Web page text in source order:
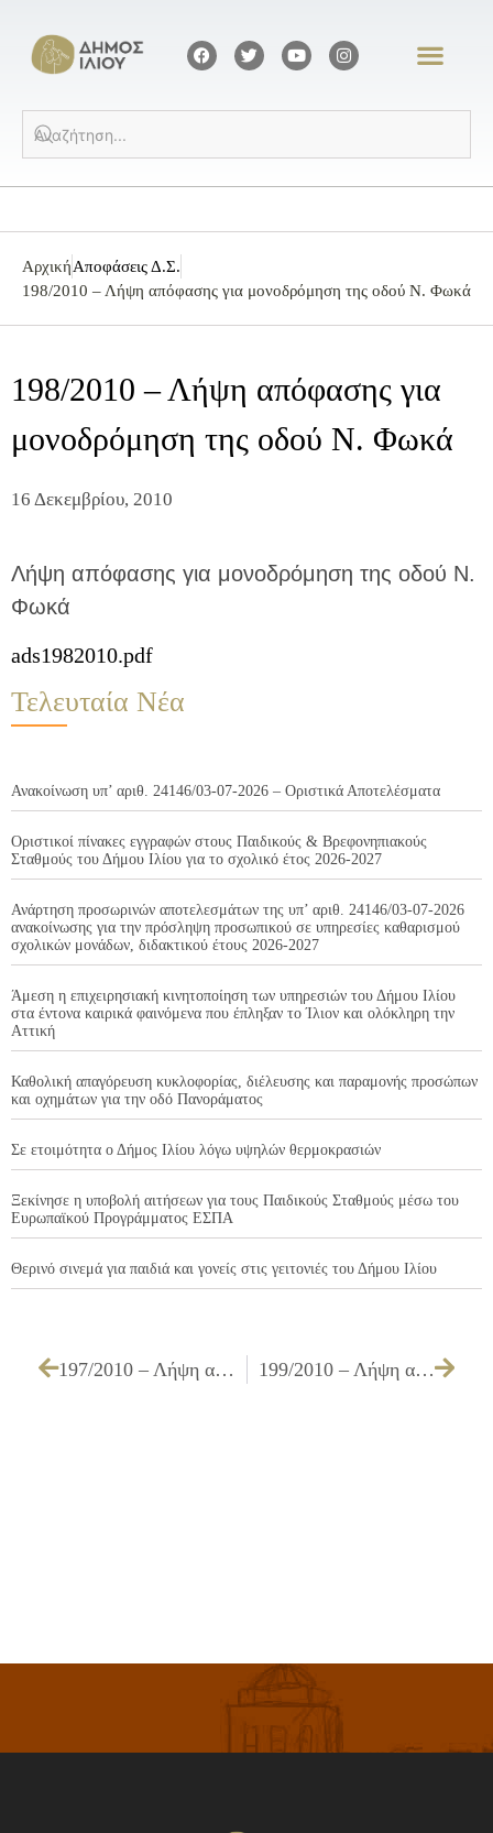
ΑρχικήΑποφάσεις Δ.Σ.
198/2010 – Λήψη απόφασης για μονοδρόμηση της οδού Ν. Φωκά
198/2010 – Λήψη απόφασης για
μονοδρόμηση της οδού Ν. Φωκά
16 Δεκεμβρίου, 2010
Λήψη απόφασης για μονοδρόμηση της οδού Ν.
Φωκά
ads1982010.pdf
Τελευταία Νέα
Ανακοίνωση υπ’ αριθ. 24146/03-07-2026 – Οριστικά Αποτελέσματα
Οριστικοί πίνακες εγγραφών στους Παιδικούς & Βρεφονηπιακούς
Σταθμούς του Δήμου Ιλίου για το σχολικό έτος 2026-2027
Ανάρτηση προσωρινών αποτελεσμάτων της υπ’ αριθ. 24146/03-07-2026
ανακοίνωσης για την πρόσληψη προσωπικού σε υπηρεσίες καθαρισμού
σχολικών μονάδων, διδακτικού έτους 2026-2027
Άμεση η επιχειρησιακή κινητοποίηση των υπηρεσιών του Δήμου Ιλίου
στα έντονα καιρικά φαινόμενα που έπληξαν το Ίλιον και ολόκληρη την
Αττική
Καθολική απαγόρευση κυκλοφορίας, διέλευσης και παραμονής προσώπων
και οχημάτων για την οδό Πανοράματος
Σε ετοιμότητα ο Δήμος Ιλίου λόγω υψηλών θερμοκρασιών
Ξεκίνησε η υποβολή αιτήσεων για τους Παιδικούς Σταθμούς μέσω του
Ευρωπαϊκού Προγράμματος ΕΣΠΑ
Θερινό σινεμά για παιδιά και γονείς στις γειτονιές του Δήμου Ιλίου
197/2010 – Λήψη απόφασης για την έγκριση του Πρωτοκόλλου Προσωρινής & Οριστικής Παραλαβής του έργου ΚΑΤΑΣΚΕΥΗ 3 ΓΗΠΕΔΩΝ ΜΙΝΙ ΠΟΔΟΣΦΑΙΡΟΥ ΣΤΟ ΑΘΛΗΤΙΚΟ ΚΕΝΤΡΟ ΕΠΙ ΤΩΝ ΟΔΩΝ ΠΡΙΑΜΟΥ – ΡΑΔΙΟΦΩΝΙΑΣ – ΠΡΕΣΠΑΣ – ΝΑΥΣΙΚΑΣ ΚΑΙ ΔΙΑΜΟΡΦΩΣΗ ΒΟΗΘΗΤΙΚΟΥ ΓΗΠΕΔΟΥ ΠΟΔΟΣΦΑΙΡΟΥ ΣΤΟ ΔΗΜΟΤΙΚΟ ΣΤΑΔΙΟ ΙΛΙΟΥ 199/2010 – Λήψη απόφασης τοποθέτησης κυλινδρικών ταμπλό ανάρτησης ανακοινώσεων